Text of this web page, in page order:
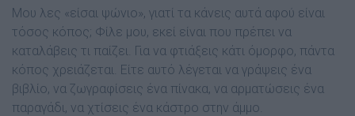
Μου λες «είσαι ψώνιο», γιατί τα κάνεις αυτά αφού είναι
τόσος κόπος; Φίλε µου, εκεί είναι που πρέπει να
καταλάβεις τι παίζει. Για να φτιάξεις κάτι όµορφο, πάντα
κόπος χρειάζεται. Είτε αυτό λέγεται να γράψεις ένα
βιβλίο, να ζωγραφίσεις ένα πίνακα, να αρµατώσεις ένα
παραγάδι, να χτίσεις ένα κάστρο στην άµµο.